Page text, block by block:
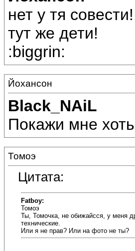
нет у тя совести!
тут же дети!
:biggrin:
Йохансон
Black_NAiL
Покажи мне
Томоэ
Цитата:
Fatboy:
Томоэ
Ты, Томочка, не обижайсся, у меня
технические.
Или я не прав? Или на фото не ты?